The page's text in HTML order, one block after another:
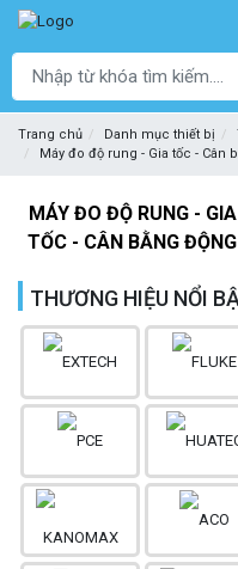
Trang chủ Danh mục thiết bị
Máy đo độ rung - Gia tốc - Cân
MÁY ĐO ĐỘ RUNG - GIA
TỐC - CÂN BẰNG ĐỘNG
THƯƠNG HIỆU NỔI